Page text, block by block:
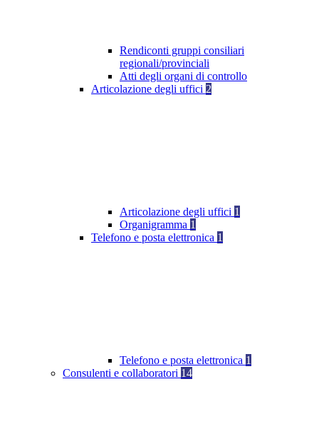
Rendiconti gruppi consiliari
regionali/provinciali
Atti degli organi di controllo
Articolazione degli uffici 2
Articolazione degli uffici 1
Organigramma 1
Telefono e posta elettronica 1
Telefono e posta elettronica 1
Consulenti e collaboratori 14